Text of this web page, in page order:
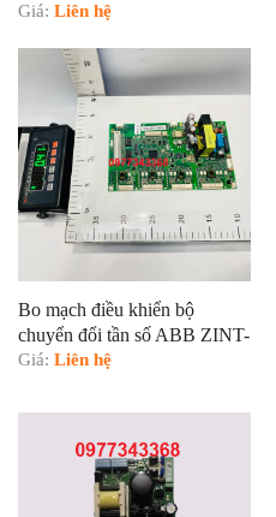
Giá: Liên hệ
Bo mạch điều khiển bộ
chuyển đổi tần số ABB ZINT-
592 3AUA0000103603
Giá: Liên hệ